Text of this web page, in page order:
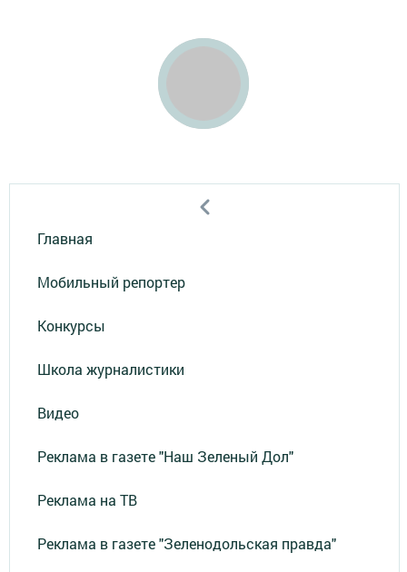
Главная
Мобильный репортер
Конкурсы
Школа журналистики
Видео
Реклама в газете "Наш Зеленый Дол"
Реклама на ТВ
Реклама в газете "Зеленодольская правда"